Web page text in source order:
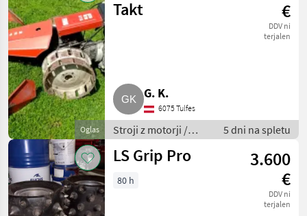
prekopalnik
Oglas
Takt
€
DDV ni
terjalen
G. K.
6075 Tulfes
Stroji z motorji /
Motorna kosilnica/
prekopalnik
5 dni na spletu
LS Grip Pro
3.600
€
DDV ni
terjalen
80 h